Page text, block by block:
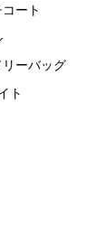
ート
ーバッグ
ト